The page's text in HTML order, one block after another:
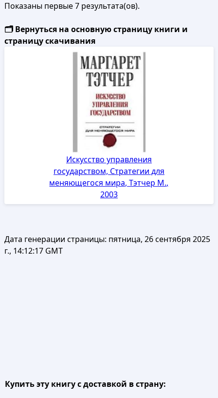
Показаны первые 7 результата(ов).
🗂️ Вернуться на основную страницу книги и
страницу скачивания
Искусство управления
государством, Стратегии для
меняющегося мира, Тэтчер М.,
2003
Дата генерации страницы: пятница, 26 сентября 2025
г., 14:12:17 GMT
Купить эту книгу с доставкой в страну: